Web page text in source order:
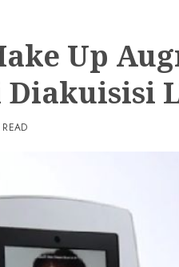
Up